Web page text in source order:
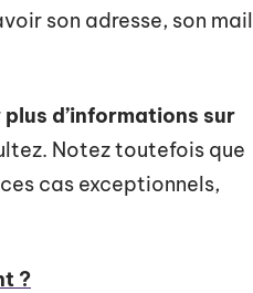
son adresse, son mail
plus d’informations sur
Notez toutefois que
cas exceptionnels,
?